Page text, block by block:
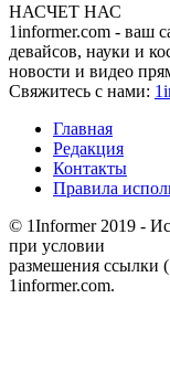
НАСЧЕТ НАС
1informer.com - ваш
девайсов, науки и
новости и видео
Свяжитесь с нами:
Главная
Редакция
Контакты
Правила
© 1Informer 2019 -
при условии
размешения ссылки
1informer.com.